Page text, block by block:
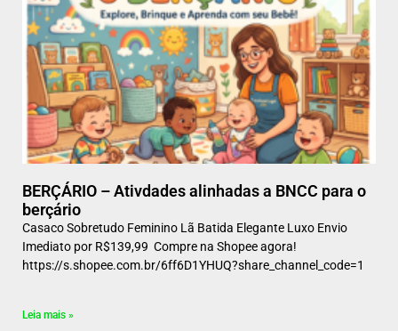
BERÇÁRIO – Ativdades alinhadas a BNCC para o
berçário
Casaco Sobretudo Feminino Lã Batida Elegante Luxo Envio
Imediato por R$139,99 Compre na Shopee agora!
https://s.shopee.com.br/6ff6D1YHUQ?share_channel_code=1
Leia mais »